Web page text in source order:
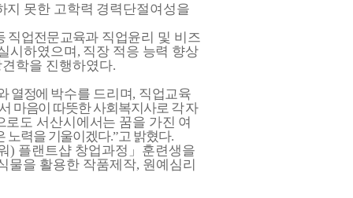
지 못한 고학력 경력단절여성을
직업전문교육과 직업윤리 및 비즈
시하였으며 , 직장 적응 능력 향상
학을 진행하였다.
열정에 박수를 드리며, 직업교육
마음이 따뜻한 사회복지사로 각 자
로도 서산시에서는 꿈을 가진 여
노력을 기울이겠다.”고 밝혔다.
) 플랜트샵 창업과정 」 훈련생을
물을 활용한 작품제작, 원예심리